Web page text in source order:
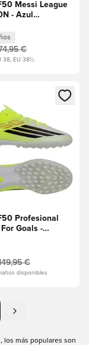
Messi League
- Azul
Niños
€
38, EU 38½
como
modal para iniciar
Profesional
Goals -
lúcido
€
disponibles
los más populares son